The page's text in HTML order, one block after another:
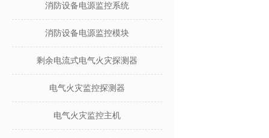
消防设备电源监控系统
消防设备电源监控模块
剩余电流式电气火灾探测器
电气火灾监控探测器
电气火灾监控主机